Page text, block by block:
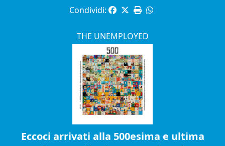
Condividi:
THE UNEMPLOYED
Eccoci arrivati alla 500esima e ultima